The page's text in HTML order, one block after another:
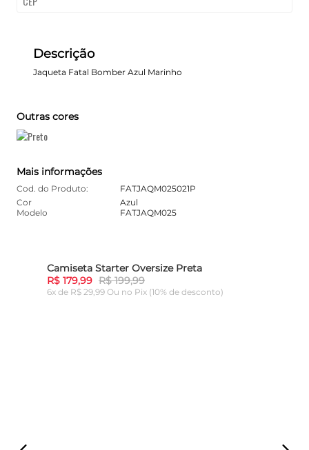
Descrição
Jaqueta Fatal Bomber Azul Marinho
Outras cores
Mais informações
Cod. do Produto:
FATJAQM025021P
Cor
Azul
Modelo
FATJAQM025
Camiseta Starter Oversize Preta
R$ 179,99 R$ 199,99
6x de R$ 29,99 Ou no Pix (10% de desconto)